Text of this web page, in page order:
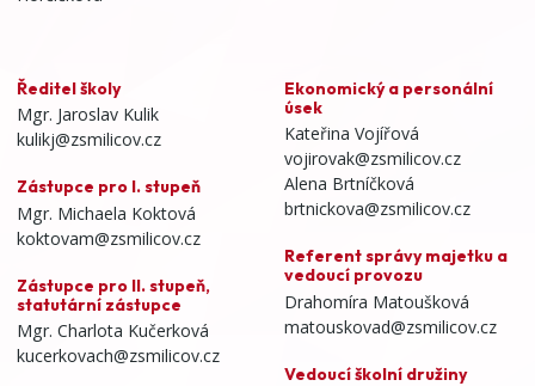
Ředitel školy
Mgr. Jaroslav Kulik
kulikj@zsmilicov.cz
Zástupce pro I. stupeň
Mgr. Michaela Koktová
koktovam@zsmilicov.cz
Zástupce pro II. stupeň,
statutární zástupce
Mgr. Charlota Kučerková
kucerkovach@zsmilicov.cz
Ekonomický a personální
úsek
Kateřina Vojířová
vojirovak@zsmilicov.cz
Alena Brtníčková
brtnickova@zsmilicov.cz
Referent správy majetku a
vedoucí provozu
Drahomíra Matoušková
matouskovad@zsmilicov.cz
Vedoucí školní družiny